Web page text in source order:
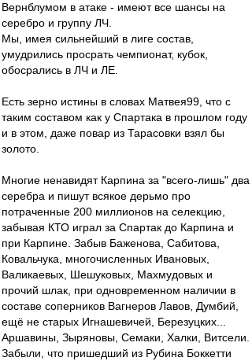
Вернблумом в атаке - имеют все шансы на
серебро и группу ЛЧ.
Мы, имея сильнейший в лиге состав,
умудрились просрать чемпионат, кубок,
обосрались в ЛЧ и ЛЕ.
Есть зерно истины в словах Матвея99, что с
таким составом как у Спартака в прошлом году
и в этом, даже повар из Тарасовки взял бы
золото.
Многие ненавидят Карпина за "всего-лишь" два
серебра и пишут всякое дерьмо про
потраченные 200 миллионов на селекцию,
забывая КТО играл за Спартак до Карпина и
при Карпине. Забыв Баженова, Сабитова,
Ковальчука, многочисленных Ивановых,
Валикаевых, Шешуковых, Махмудовых и
прочий шлак, при одновременном наличии в
составе соперников Вагнеров Лавов, Думбий,
ещё не старых Игнашевичей, Березуцких...
Аршавины, Зыряновы, Семаки, Халки, Витсели.
Забыли, что пришедший из Рубина Боккетти